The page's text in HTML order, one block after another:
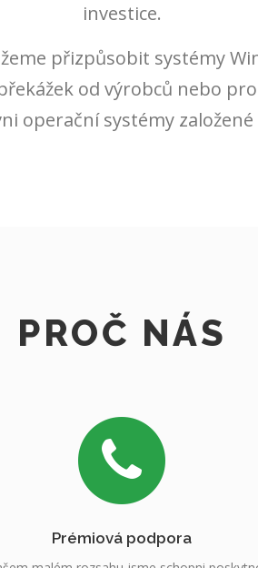
investice.
přizpůsobit systémy
od výrobců nebo
operační systémy
PROČ NÁS
Prémiová podpora